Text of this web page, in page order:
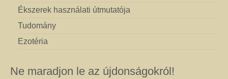
Ékszerek használati útmutatója
Tudomány
Ezotéria
Ne maradjon le az újdonságokról!